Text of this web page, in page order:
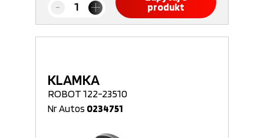
produkt
KLAMKA
ROBOT 122-23510
Nr Autos 0234751